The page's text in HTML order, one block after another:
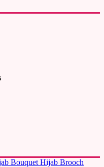
Bouquet Hijab Brooch